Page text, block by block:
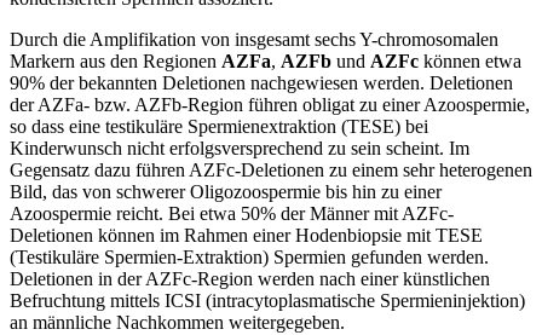
Durch die Amplifikation von insgesamt sechs Y-chromosomalen
Markern aus den Regionen AZFa, AZFb und AZFc können etwa
90% der bekannten Deletionen nachgewiesen werden. Deletionen
der AZFa- bzw. AZFb-Region führen obligat zu einer Azoospermie,
so dass eine testikuläre Spermienextraktion (TESE) bei
Kinderwunsch nicht erfolgsversprechend zu sein scheint. Im
Gegensatz dazu führen AZFc-Deletionen zu einem sehr heterogenen
Bild, das von schwerer Oligozoospermie bis hin zu einer
Azoospermie reicht. Bei etwa 50% der Männer mit AZFc-
Deletionen können im Rahmen einer Hodenbiopsie mit TESE
(Testikuläre Spermien-Extraktion) Spermien gefunden werden.
Deletionen in der AZFc-Region werden nach einer künstlichen
Befruchtung mittels ICSI (intracytoplasmatische Spermieninjektion)
an männliche Nachkommen weitergegeben.